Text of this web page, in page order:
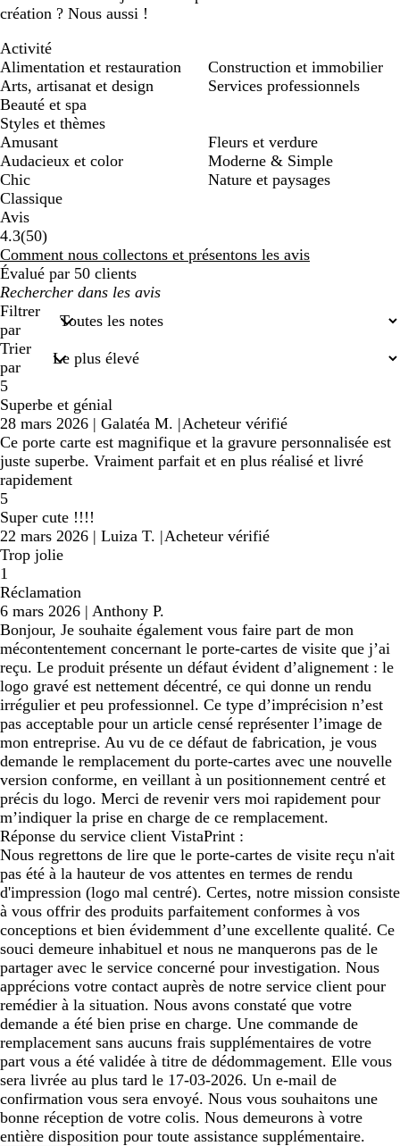
création ? Nous aussi !
Activité
Alimentation et restauration
Arts, artisanat et design
Beauté et spa
Construction et immobilier
Services professionnels
Styles et thèmes
Amusant
Audacieux et color
Chic
Classique
Fleurs et verdure
Moderne & Simple
Nature et paysages
Avis
4.3(5050
avis
)
Comment nous collectons et présentons les avis
Évalué par 50 clients
Mes
recherches
saisies
Filtrer
par
Trier
par
5
Superbe et génial
28 mars 2026 | Galatéa M. |Acheteur vérifié
Ce porte carte est magnifique et la gravure personnalisée est
juste superbe. Vraiment parfait et en plus réalisé et livré
rapidement
5
Super cute !!!!
22 mars 2026 | Luiza T. |Acheteur vérifié
Trop jolie
1
Réclamation
6 mars 2026 | Anthony P.
Bonjour, Je souhaite également vous faire part de mon
mécontentement concernant le porte‑cartes de visite que j’ai
reçu. Le produit présente un défaut évident d’alignement : le
logo gravé est nettement décentré, ce qui donne un rendu
irrégulier et peu professionnel. Ce type d’imprécision n’est
pas acceptable pour un article censé représenter l’image de
mon entreprise. Au vu de ce défaut de fabrication, je vous
demande le remplacement du porte‑cartes avec une nouvelle
version conforme, en veillant à un positionnement centré et
précis du logo. Merci de revenir vers moi rapidement pour
m’indiquer la prise en charge de ce remplacement.
Réponse du service client VistaPrint :
Nous regrettons de lire que le porte-cartes de visite reçu n'ait
pas été à la hauteur de vos attentes en termes de rendu
d'impression (logo mal centré). Certes, notre mission consiste
à vous offrir des produits parfaitement conformes à vos
conceptions et bien évidemment d’une excellente qualité. Ce
souci demeure inhabituel et nous ne manquerons pas de le
partager avec le service concerné pour investigation. Nous
apprécions votre contact auprès de notre service client pour
remédier à la situation. Nous avons constaté que votre
demande a été bien prise en charge. Une commande de
remplacement sans aucuns frais supplémentaires de votre
part vous a été validée à titre de dédommagement. Elle vous
sera livrée au plus tard le 17-03-2026. Un e-mail de
confirmation vous sera envoyé. Nous vous souhaitons une
bonne réception de votre colis. Nous demeurons à votre
entière disposition pour toute assistance supplémentaire.